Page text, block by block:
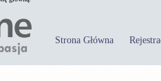
Strona Główna